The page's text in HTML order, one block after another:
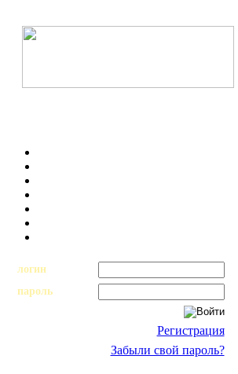
логин
пароль
Регистрация
Забыли свой пароль?